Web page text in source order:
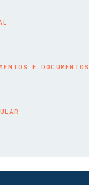
E DOCUMENTOS